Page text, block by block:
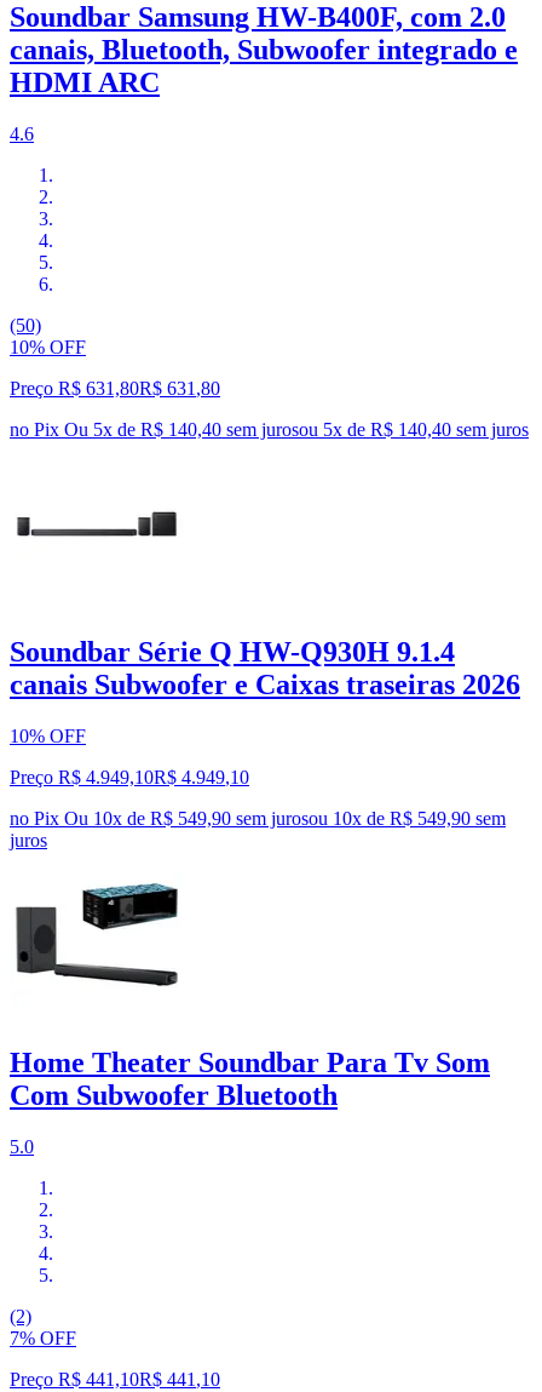
Soundbar Samsung HW-B400F, com 2.0
canais, Bluetooth, Subwoofer integrado e
HDMI ARC
4.6
(50)
10% OFF
Preço R$ 631,80R$ 631 ,80
no Pix Ou 5x de R$ 140,40 sem jurosou 5x de R$ 140,40 sem juros
Soundbar Série Q HW-Q930H 9.1.4
canais Subwoofer e Caixas traseiras 2026
10% OFF
Preço R$ 4.949,10R$ 4.949,10
no Pix Ou 10x de R$ 549,90 sem jurosou 10x de R$ 549,90 sem
juros
Home Theater Soundbar Para Tv Som
Com Subwoofer Bluetooth
5.0
(2)
7% OFF
Preço R$ 441,10R$ 441 ,10